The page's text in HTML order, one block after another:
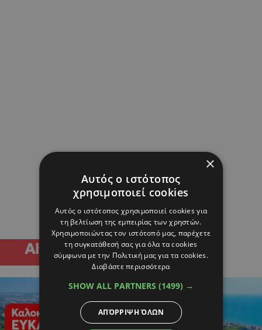
×
Αυτός ο ιστότοπος
χρησιμοποιεί cookies
Αυτός ο ιστότοπος χρησιμοποιεί cookies για
τη βελτίωση της εμπειρίας των χρηστών.
Χρησιμοποιώντας τον ιστότοπό μας, παρέχετε
τη συγκατάθεσή σας για όλα τα cookies
σύμφωνα με την Πολιτική μας για τα cookies.
Διαβάστε περισσότερα
SHOW ALL PARTNERS (1499) →
ΑΠΌΡΡΙΨΗ ΌΛΩΝ